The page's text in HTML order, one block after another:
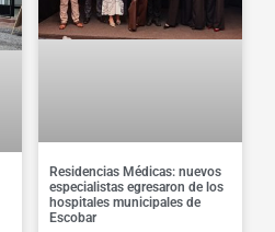
Residencias Médicas: nuevos
especialistas egresaron de los
hospitales municipales de
Escobar